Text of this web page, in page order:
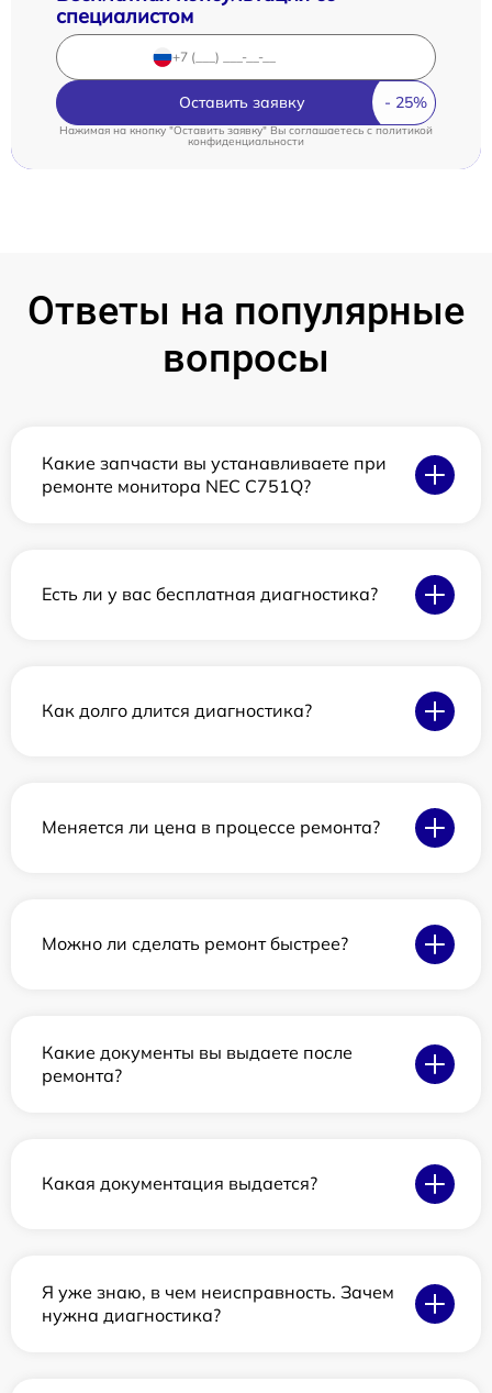
специалистом
Оставить заявку
Нажимая на кнопку "Оставить заявку" Вы соглашаетесь cполитикой
конфиденциальности
Ответы на популярные
вопросы
Какие запчасти вы устанавливаете при
ремонте монитора NEC C751Q?
Есть ли у вас бесплатная диагностика?
Как долго длится диагностика?
Меняется ли цена в процессе ремонта?
Можно ли сделать ремонт быстрее?
Какие документы вы выдаете после
ремонта?
Какая документация выдается?
Я уже знаю, в чем неисправность. Зачем
нужна диагностика?